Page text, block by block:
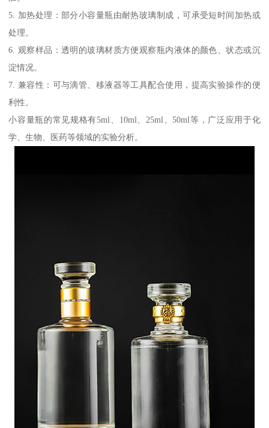
5. 加热处理：部分小容量瓶由耐热玻璃制成，可承受短时间加热或
处理。
6. 观察样品：透明的玻璃材质方便观察瓶内液体的颜色、状态或沉
淀情况。
7. 兼容性：可与滴管、移液器等工具配合使用，提高实验操作的便
利性。
小容量瓶的常见规格有5ml、10ml、25ml、50ml等，广泛应用于化
学、生物、医药等领域的实验分析。